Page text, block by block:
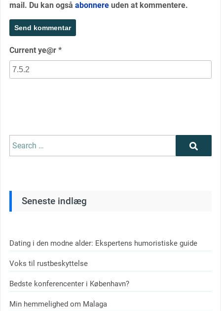
mail. Du kan også abonnereuden at kommentere.
Current ye@r *
Search
for:
Search
Seneste indlæg
Dating i den modne alder: Ekspertens humoristiske guide
Voks til rustbeskyttelse
Bedste konferencenter i København?
Min hemmelighed om Malaga